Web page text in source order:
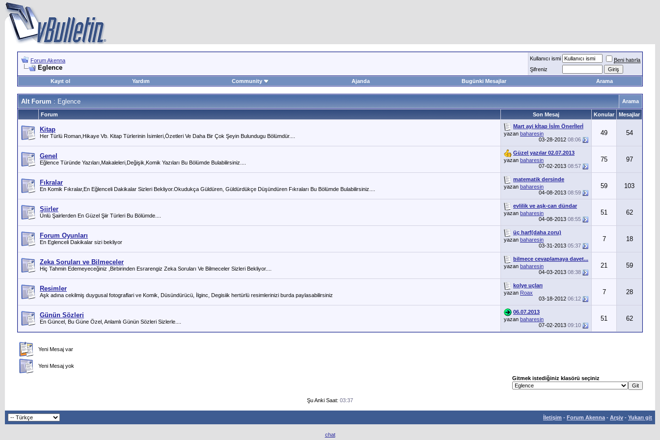
Forum Akenna
Eglence
Kullanıcı ismi
Beni hatırla
Şifreniz
Kayıt ol
Yardım Community Ajanda Bugünki Mesajlar Arama
Alt Forum : Eglence Arama
Forum Son Mesaj Konular Mesajlar
Kitap
Her Türlü Roman,Hikaye Vb. Kitap Türlerinin İsimleri,Özetleri Ve Daha Bir Çok Şeyin Bulundugu Bölümdür....
Mart ayi kİtap İsİm Önerİlerİ
yazan baharesin
03-28-2012 08:06
49 54
Genel
Eğlence Türünde Yazıları,Makaleleri,Değişik,Komik Yazıları Bu Bölümde Bulabilirsiniz....
Güzel yazılar 02.07.2013
yazan baharesin
07-02-2013 08:57
75 97
Fıkralar
En Komik Fıkralar,En Eğlenceli Dakikalar Sizleri Bekliyor.Okudukça Güldüren, Güldürdükçe Düşündüren Fıkraları Bu Bölümde Bulabilirsiniz....
matematik dersinde
yazan baharesin
04-08-2013 08:59
59 103
Şiirler
Ünlü Şairlerden En Güzel Şiir Türleri Bu Bölümde....
evlilik ve aşk-can dündar
yazan baharesin
04-08-2013 08:55
51 62
Forum Oyunları
En Eglenceli Dakikalar sizi bekliyor
üç harf(daha zoru)
yazan baharesin
03-31-2013 05:37
7 18
Zeka Soruları ve Bilmeceler
Hiç Tahmin Edemeyeceğiniz ,Birbirinden Esrarengiz Zeka Soruları Ve Bilmeceler Sizleri Bekliyor....
bilmece cevaplamaya davet...
yazan baharesin
04-03-2013 08:38
21 59
Resimler
Aşk adına cekilmiş duygusal fotograflari ve Komik, Düsündürücü, İlginc, Degisiik hertürlü resimlerinizi burda paylasabilirsiniz
kolye uçları
yazan Roax
03-18-2012 06:12
7 28
Günün Sözleri
En Güncel, Bu Güne Özel, Anlamlı Günün Sözleri Sizlerle....
06.07.2013
yazan baharesin
07-02-2013 09:10
51 62
Yeni Mesaj var
Yeni Mesaj yok
Gitmek istediğiniz klasörü seçiniz
Şu Anki Saat: 03:37
İletişim - Forum Akenna - Arşiv - Yukarı git
chat